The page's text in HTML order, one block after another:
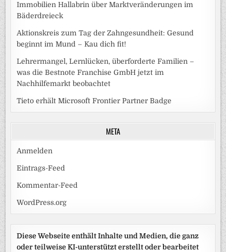
Immobilien Hallabrin über Marktveränderungen im
Bäderdreieck
Aktionskreis zum Tag der Zahngesundheit: Gesund
beginnt im Mund – Kau dich fit!
Lehrermangel, Lernlücken, überforderte Familien –
was die Bestnote Franchise GmbH jetzt im
Nachhilfemarkt beobachtet
Tieto erhält Microsoft Frontier Partner Badge
META
Anmelden
Eintrags-Feed
Kommentar-Feed
WordPress.org
Diese Webseite enthält Inhalte und Medien, die ganz
oder teilweise KI-unterstützt erstellt oder bearbeitet